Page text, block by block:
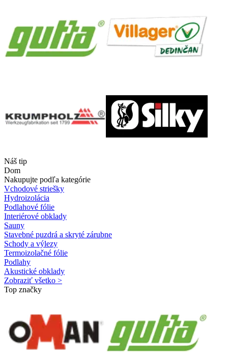
Náš tip
Dom
Nakupujte podľa kategórie
Vchodové striešky
Hydroizolácia
Podlahové fólie
Interiérové obklady
Sauny
Stavebné puzdrá a skryté zárubne
Schody a výlezy
Termoizolačné fólie
Podlahy
Akustické obklady
Zobraziť všetko >
Top značky